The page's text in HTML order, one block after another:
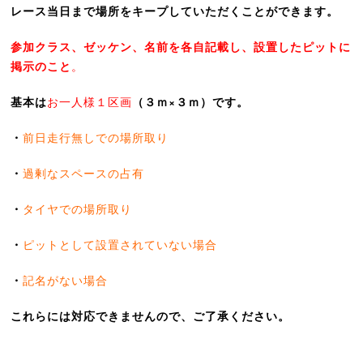
レース当日まで場所をキープしていただくことができます。
参加クラス、ゼッケン、名前を各自記載し、設置したピットに
掲示のこと 。
基本はお一人様１区画 （３ｍ×３ｍ）です。
・前日走行無しでの場所取り
・過剰なスペースの占有
・ タイヤでの場所取り
・ ピットとして設置されていない場合
・記名がない場合
これらには対応できませんので、ご了承ください。